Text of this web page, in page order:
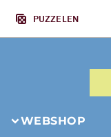
PUZZELEN
WEBSHOP